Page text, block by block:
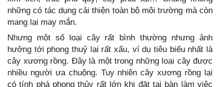
những có tác dụng cải thiện toàn bộ môi trường mà còn
mang lại may mắn.
Nhưng một số loại cây rất bình thường nhưng ảnh
hưởng tới phong thuỷ lại rất xấu, ví dụ tiêu biểu nhất là
cây xương rồng. Đây là một trong những loại cây được
nhiều người ưa chuộng. Tuy nhiên cây xương rồng lại
có tính phá phong thủy rất lớn khi đặt tại bàn làm việc